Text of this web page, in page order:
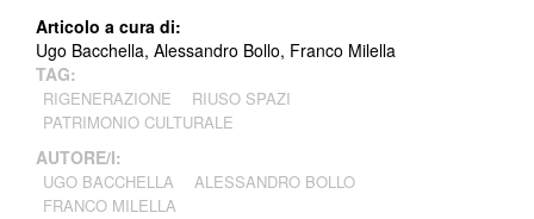
Articolo a cura di:
Ugo Bacchella, Alessandro Bollo, Franco Milella
TAG:
RIGENERAZIONE
RIUSO SPAZI
PATRIMONIO CULTURALE
AUTORE/I:
UGO BACCHELLA
ALESSANDRO BOLLO
FRANCO MILELLA